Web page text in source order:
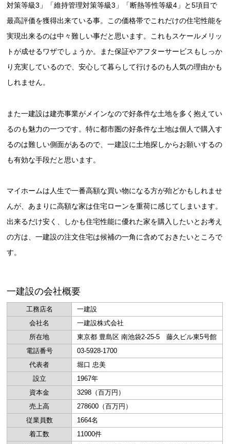
対策等級3」「維持管理対策等級3」「断熱等性等級4」と5項目で
最高評価を獲得出来ている事。この価格帯でこれだけの住宅性能を
実現出来るのは中々難しい事だと思います。これもスケールメリッ
トが成せるワザでしょうか。また保証やアフターサービスもしっか
り充実しているので、安心して暮らして行けるのも人気の理由かも
しれません。
また一建設は建売事業がメインなので好条件な土地を多く抱えてい
るのも魅力の一つです。特に都市圏の好条件な土地は個人で購入す
るのは難しい側面があるので、一建設に土地探しからお願いするの
も有効な手段だと思います。
マイホームは人生で一番高額な買い物になる方が殆どかもしれませ
んが、あまりに高額な家は住宅ローンを重荷に感じてしまいます。
出来るだけ安く、しかも住宅性能に優れた家を購入したいとお考え
の方は、一建設の注文住宅は候補の一角に含めておきたいところで
す。
一建設の会社概要
工務店名
一建設
会社名
一建設株式会社
所在地
東京都 豊島区 南池袋2-25-5 藤久ビル東5号館
電話番号
03-5928-1700
代表者
堀口 忠美
設立
1967年
資本金
3298（百万円）
売上高
278600（百万円）
従業員数
1664名
着工数
11000件